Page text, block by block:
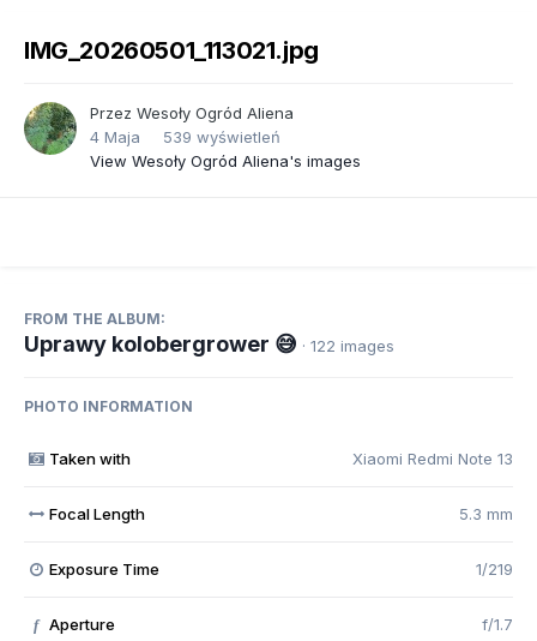
IMG_20260501_113021.jpg
Przez Wesoły Ogród Aliena
4 Maja
539 wyświetleń
View Wesoły Ogród Aliena's images
FROM THE ALBUM:
Uprawy kolobergrower 😅 · 122 images
PHOTO INFORMATION
Taken with Xiaomi Redmi Note 13
Focal Length 5.3 mm
Exposure Time 1/219
f Aperture f/1.7